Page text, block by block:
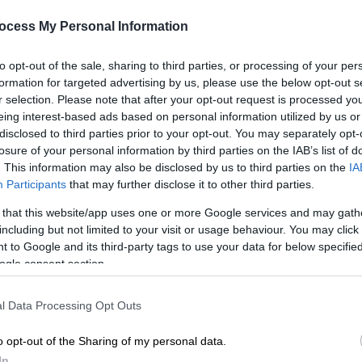
My Personal Information
opt-out of the sale, sharing to third parties, or processing of your
for targeted advertising by us, please use the below opt-out
selection. Please note that after your opt-out request is processed
interest-based ads based on personal information utilized by us
to third parties prior to your opt-out. You may separately
of your personal information by third parties on the IAB’s list of
This information may also be disclosed by us to third parties on the
Participants that may further disclose it to other third parties.
that this website/app uses one or more Google services and may
but not limited to your visit or usage behaviour. You may
to Google and its third-party tags to use your data for below
consent section.
Data Processing Opt Outs
opt-out of the Sharing of my personal data.
, περιέγραψαν τοαδιανόητο συμβάν
που χρέωσε σχεδόν διπλή την
ταξί: Διπλασίασε την ταρίφα και
κουμάντο εγώ»
Πειραιά, απ' όπου με πλοίοθα ξεκινούσαν